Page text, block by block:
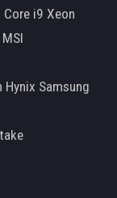
Core i9 Xeon
Samsung